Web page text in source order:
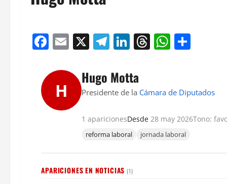
Facebook
Email
X Telegram
LinkedIn
Threads
H
Hugo Motta
Presidente de la Cámara de Diputados
1 aparicionesDesde 28 may 2026Tono:
reforma laboral jornada laboral
APARICIONES EN NOTICIAS (1)